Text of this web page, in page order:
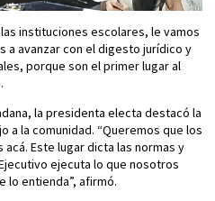
instituciones escolares, le vamos
a avanzar con el digesto jurídico y
porque son el primer lugar al
la presidenta electa destacó la
a la comunidad. “Queremos que los
Este lugar dicta las normas y
ejecuta lo que nosotros
lo entienda”, afirmó.